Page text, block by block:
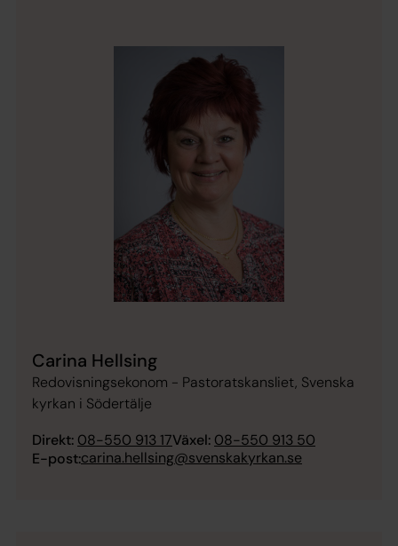
Carina Hellsing
Redovisningsekonom - Pastoratskansliet, Svenska
kyrkan i Södertälje
Direkt: 08-550 913 17Växel: 08-550 913 50
E-post:carina.hellsing@svenskakyrkan.se